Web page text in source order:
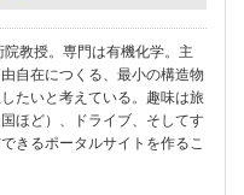
教授。専門は有機化学。主
自在につくる、最小の構造物
たいと考えている。趣味は旅
ほど）、ドライブ、そしてす
きるポータルサイトを作るこ